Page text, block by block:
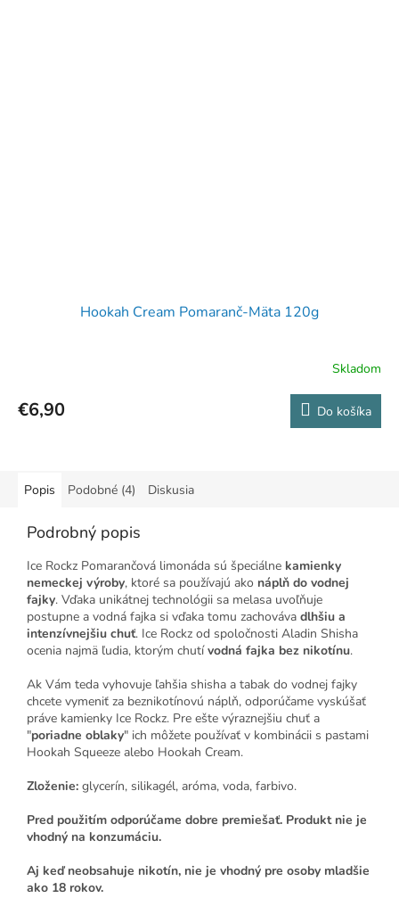
Hookah Cream Pomaranč-Mäta 120g
Skladom
€6,90 Do košíka
Popis Podobné (4) Diskusia
Podrobný popis
Ice Rockz Pomarančová limonáda sú špeciálne kamienky
nemeckej výroby, ktoré sa používajú ako náplň do vodnej
fajky. Vďaka unikátnej technológii sa melasa uvoľňuje
postupne a vodná fajka si vďaka tomu zachováva dlhšiu a
intenzívnejšiu chuť. Ice Rockz od spoločnosti Aladin Shisha
ocenia najmä ľudia, ktorým chutívodná fajka bez nikotínu.
Ak Vám teda vyhovuje ľahšia shisha a tabak do vodnej fajky
chcete vymeniť za beznikotínovú náplň, odporúčame vyskúšať
práve kamienky Ice Rockz. Pre ešte výraznejšiu chuť a
"poriadne oblaky" ich môžete používať v kombinácii s pastami
Hookah Squeeze alebo Hookah Cream.
Zloženie: glycerín, silikagél, aróma, voda, farbivo.
Pred použitím odporúčame dobre premiešať. Produkt nie je
vhodný na konzumáciu.
Aj keď neobsahuje nikotín, nie je vhodný pre osoby mladšie
ako 18 rokov.